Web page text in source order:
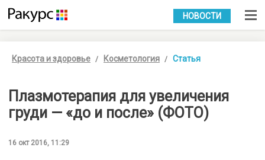
УКР РУС
НОВОСТИ
Красота и здоровье Косметология Статья
Плазмотерапия для увеличения
груди — «до и после» (ФОТО)
16 окт 2016, 11:29